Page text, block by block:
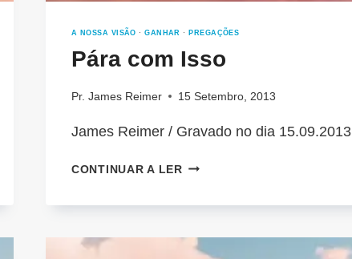
A NOSSA VISÃO ·GANHAR · PREGAÇÕES
Pára com Isso
Pr. James Reimer 15 Setembro, 2013
James Reimer / Gravado no dia 15.09.2013
CONTINUAR A LERPÁRA